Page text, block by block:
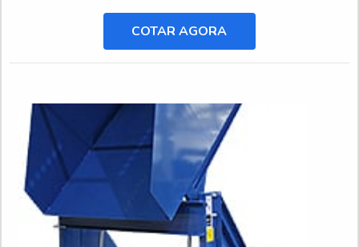
civil, mineração e agricultura, e está sujeito a desgastes e
danos ao longo do tempo.COTAR AGORA